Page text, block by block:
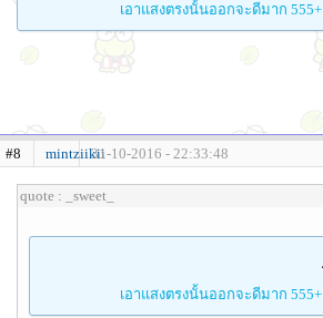
เอาแสงตรงนั้นออกจะดีมาก 555+
#8 mintziikii31-10-2016 - 22:33:48
quote : _sweet_
เอาแสงตรงนั้นออกจะดีมาก 555+